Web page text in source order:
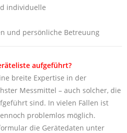
individuelle
und persönliche Betreuung
aufgeführt?
breite Expertise in der
Messmittel – auch solcher, die
sind. In vielen Fällen ist
problemlos möglich.
die Gerätedaten unter